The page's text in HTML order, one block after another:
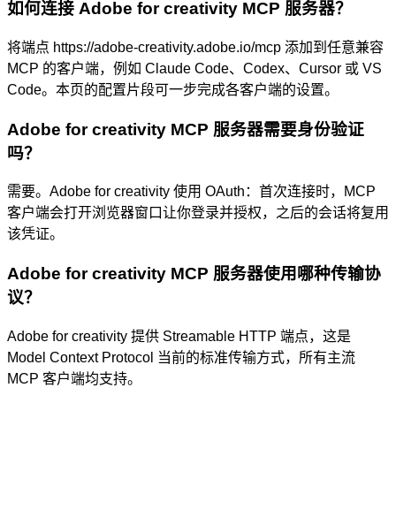
如何连接 Adobe for creativity MCP 服务器？
将端点 https://adobe-creativity.adobe.io/mcp 添加到任意兼容
MCP 的客户端，例如 Claude Code、Codex、Cursor 或 VS
Code。本页的配置片段可一步完成各客户端的设置。
Adobe for creativity MCP 服务器需要身份验证
吗？
需要。Adobe for creativity 使用 OAuth：首次连接时，MCP
客户端会打开浏览器窗口让你登录并授权，之后的会话将复用
该凭证。
Adobe for creativity MCP 服务器使用哪种传输协
议？
Adobe for creativity 提供 Streamable HTTP 端点，这是
Model Context Protocol 当前的标准传输方式，所有主流
MCP 客户端均支持。